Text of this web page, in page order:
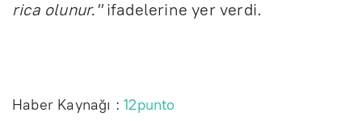
rica olunur."ifadelerine yer verdi.
Haber Kaynağı :12punto